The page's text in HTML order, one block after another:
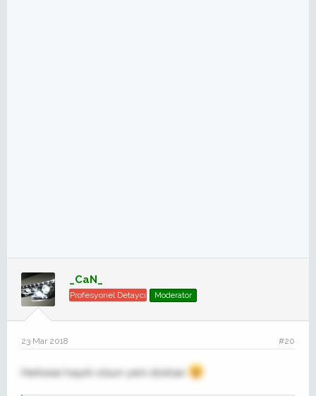
_CaN_
Profesyonel Detaycı Moderator
23 Mar 2018 #20
Herkese hayırlı olsun yeni stokları